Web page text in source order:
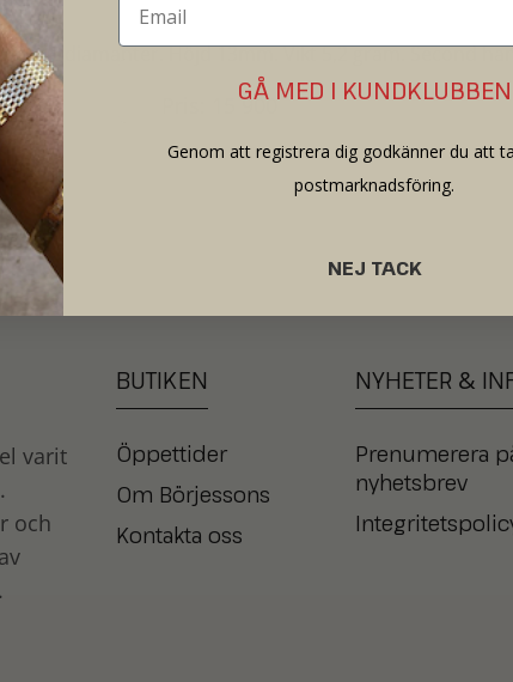
diamanter. Höjd 13mm. Vikt 5,2 gram. Second
Pris: 15 900
varit
och
BUTIKEN
Öppettider
Om Börjessons
Kontakta oss
NYHETER &
Prenumerera
nyhetsbrev
GÅ MED I KUNDKLUBBEN
Genom att registrera dig godkänner du att
postmarknadsföring.
NEJ TACK